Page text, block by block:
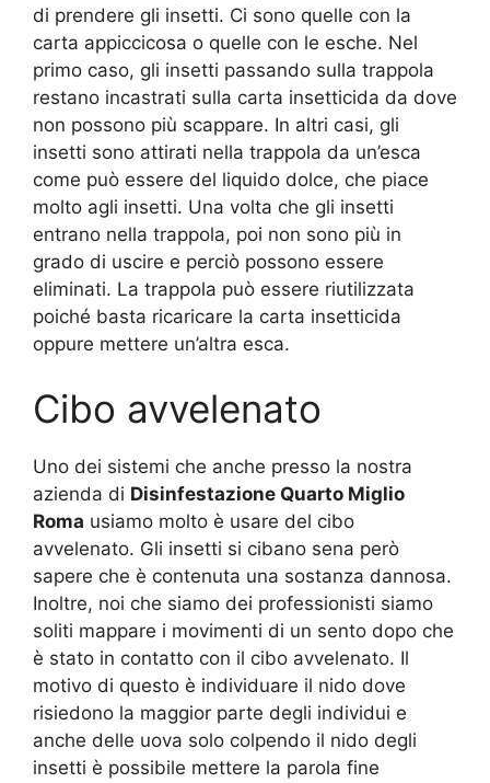
di prendere gli insetti. Ci sono quelle con la
carta appiccicosa o quelle con le esche. Nel
primo caso, gli insetti passando sulla trappola
restano incastrati sulla carta insetticida da dove
non possono più scappare. In altri casi, gli
insetti sono attirati nella trappola da un’esca
come può essere del liquido dolce, che piace
molto agli insetti. Una volta che gli insetti
entrano nella trappola, poi non sono più in
grado di uscire e perciò possono essere
eliminati. La trappola può essere riutilizzata
poiché basta ricaricare la carta insetticida
oppure mettere un’altra esca.
Cibo avvelenato
Uno dei sistemi che anche presso la nostra
azienda di Disinfestazione Quarto Miglio
Roma usiamo molto è usare del cibo
avvelenato. Gli insetti si cibano sena però
sapere che è contenuta una sostanza dannosa.
Inoltre, noi che siamo dei professionisti siamo
soliti mappare i movimenti di un sento dopo che
è stato in contatto con il cibo avvelenato. Il
motivo di questo è individuare il nido dove
risiedono la maggior parte degli individui e
anche delle uova solo colpendo il nido degli
insetti è possibile mettere la parola fine